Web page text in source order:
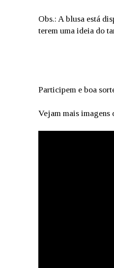
Obs.: A blusa está
terem uma ideia do
Participem e boa
Vejam mais